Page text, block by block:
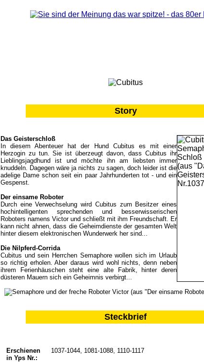
Story
Das Geisterschloß
In diesem Abenteuer hat der Hund Cubitus es mit einer
Herzogin zu tun. Sie ist überzeugt davon, dass Cubitus ihr
Lieblingsjagdhund ist und möchte ihn am liebsten immer
knuddeln. Dagegen wäre ja nichts zu sagen, doch leider ist die
adelige Dame schon seit ein paar Jahrhunderten tot - und ein
Gespenst.
Der einsame Roboter
Durch eine Verwechselung wird Cubitus zum Besitzer eines
hochintelligenten sprechenden und besserwisserischen
Roboters namens Victor und schließt mit ihm Freundschaft. Er
kann nicht ahnen, dass die Geheimdienste der gesamten Welt
hinter diesem elektronischen Wunderwerk her sind...
Die Nilpferd-Corrida
Cubitus und sein Herrchen Semaphore wollen sich im Urlaub
so richtig erholen. Aber daraus wird wohl nichts, denn neben
ihrem Ferienhäuschen steht eine alte Fabrik, hinter deren
düsteren Mauern sich ein Geheimnis verbirgt...
Steckbrief
Erschienen
in Yps Nr.:
1037-1044, 1081-1088, 1110-1117